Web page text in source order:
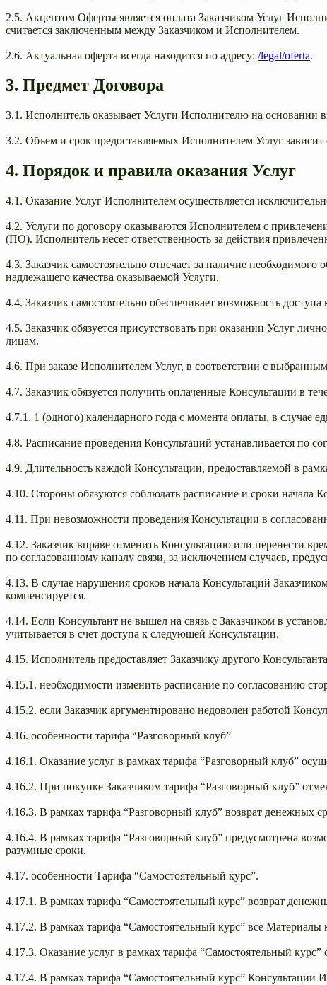
2.5. Акцептом Оферты является оплата Заказчиком Услуг
считается заключенным между Заказчиком и Исполнителем.
2.6. Актуальная оферта всегда находится по адресу: /legal/oferta.
3. Предмет Договора
3.1. Исполнитель оказывает Услуги Исполнителю на основании
3.2. Объем и срок предоставляемых Исполнителем Услуг
4. Порядок и правила оказания Услуг
4.1. Оказание Услуг Исполнителем осуществляется
4.2. Услуги по договору оказываются Исполнителем с
(ПО). Исполнитель несет ответственность за действия
4.3. Заказчик самостоятельно отвечает за наличие
надлежащего качества оказываемой Услуги.
4.4. Заказчик самостоятельно обеспечивает возможность
4.5. Заказчик обязуется присутствовать при оказании Услуг
лицам.
4.6. При заказе Исполнителем Услуг, в соответствии с
4.7. Заказчик обязуется получить оплаченные Консультации в
4.7.1. 1 (одного) календарного года с момента оплаты, в случае
4.8. Расписание проведения Консультаций устанавливается по
4.9. Длительность каждой Консультации, предоставляемой в
4.10. Стороны обязуются соблюдать расписание и сроки начала
4.11. При невозможности проведения Консультации в
4.12. Заказчик вправе отменить Консультацию или перенести
по согласованному каналу связи, за исключением случаев,
4.13. В случае нарушения сроков начала Консультаций
компенсируется.
4.14. Если Консультант не вышел на связь с Заказчиком в
учитывается в счет доступа к следующей Консультации.
4.15. Исполнитель предоставляет Заказчику другого
4.15.1. необходимости изменить расписание по согласованию
4.15.2. если Заказчик аргументировано недоволен работой
4.16. особенности тарифа “Разговорный клуб”
4.16.1. Оказание услуг в рамках тарифа “Разговорный клуб”
4.16.2. При покупке Заказчиком тарифа “Разговорный клуб”
4.16.3. В рамках тарифа “Разговорный клуб” возврат денежных
4.16.4. В рамках тарифа “Разговорный клуб” предусмотрена
разумные сроки.
4.17. особенности Тарифа “Самостоятельный курс”.
4.17.1. В рамках тарифа “Самостоятельный курс” возврат
4.17.2. В рамках тарифа “Самостоятельный курс” все
4.17.3. Оказание услуг в рамках тарифа “Самостоятельный
4.17.4. В рамках тарифа “Самостоятельный курс” Консультации